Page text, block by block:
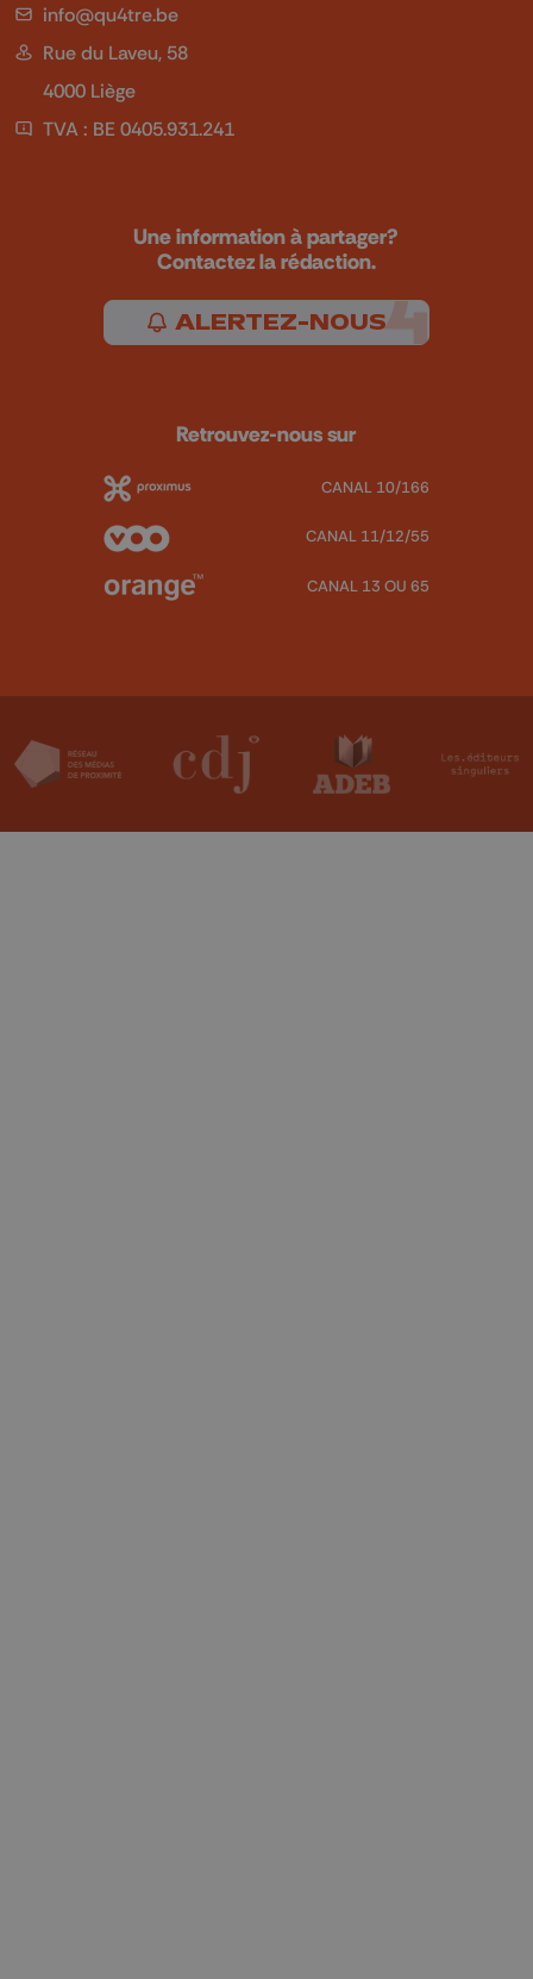
info@qu4tre.be
Rue du Laveu, 58
4000 Liège
TVA : BE 0405.931.241
Une information à partager?
Contactez la rédaction.
ALERTEZ-NOUS
Retrouvez-nous sur
CANAL 10/166
CANAL 11/12/55
CANAL 13 OU 65